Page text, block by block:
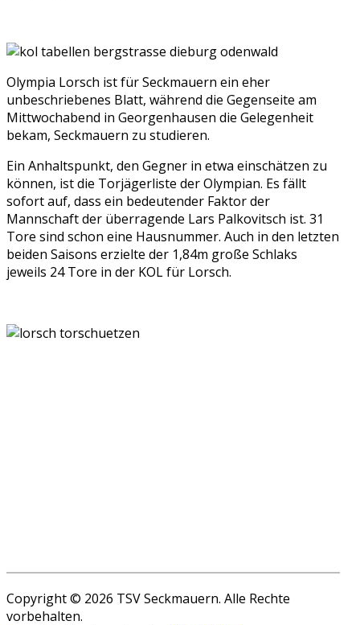
Olympia Lorsch ist für Seckmauern ein eher
unbeschriebenes Blatt, während die Gegenseite am
Mittwochabend in Georgenhausen die Gelegenheit
bekam, Seckmauern zu studieren.
Ein Anhaltspunkt, den Gegner in etwa einschätzen zu
können, ist die Torjägerliste der Olympian. Es fällt
sofort auf, dass ein bedeutender Faktor der
Mannschaft der überragende Lars Palkovitsch ist. 31
Tore sind schon eine Hausnummer. Auch in den letzten
beiden Saisons erzielte der 1,84m große Schlaks
jeweils 24 Tore in der KOL für Lorsch.
Copyright © 2026 TSV Seckmauern. Alle Rechte
vorbehalten.